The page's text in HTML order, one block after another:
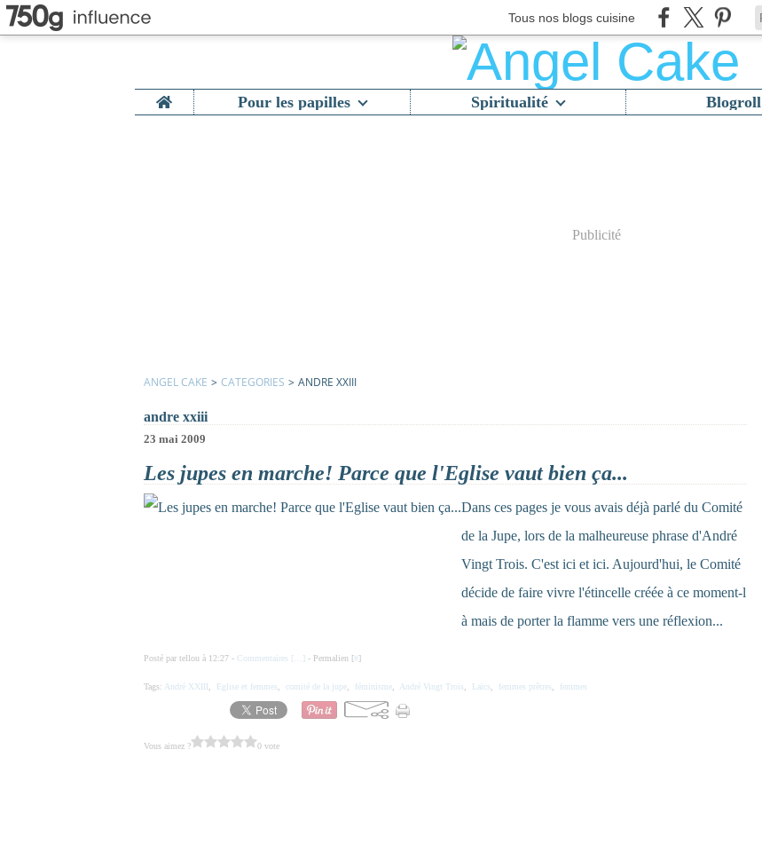
Tous nos blogs cuisine
Home Pour les papilles Spiritualité Blogroll
Publicité
ANGEL CAKE > CATEGORIES > ANDRE XXIII
andre xxiii
23 mai 2009
Les jupes en marche! Parce que l'Eglise vaut bien ça...
Dans ces pages je vous avais déjà parlé du Comité
de la Jupe, lors de la malheureuse phrase d'André
Vingt Trois. C'est ici et ici. Aujourd'hui, le Comité
décide de faire vivre l'étincelle créée à ce moment-l
à mais de porter la flamme vers une réflexion...
Posté par tellou à 12:27 - Commentaires [ ] - Permalien [#]
Tags: André XXIII Eglise et femmes comité de la jupe féminisme André Vingt Trois Laïcs femmes prêtres femmes
Vous aimez ? 0 vote